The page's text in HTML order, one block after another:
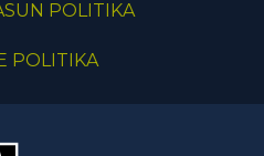
POLITIKA
POLITIKA